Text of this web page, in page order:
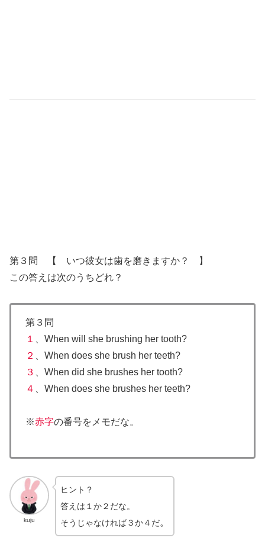
第３問 【 いつ彼女は歯を磨きますか？ 】
この答えは次のうちどれ？
第３問
１
、When will she brushing her tooth?
２
、When does she brush her teeth?
３
、When did she brushes her tooth?
４
、When does she brushes her teeth?
※赤字の番号をメモだな。
kuju
ヒント？
答えは１か２だな。
そうじゃなければ３か４だ。